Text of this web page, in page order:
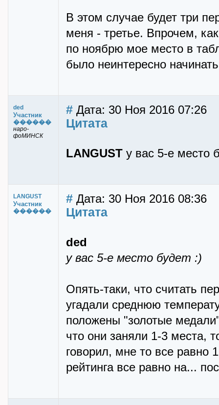
В этом случае будет три
меня - третье. Впрочем,
по ноябрю мое место в
было неинтересно
ded
Участник
������
наро-
фоМИНСК
# Дата: 30 Ноя 2016 07:26
Цитата
LANGUST у вас 5-е место
LANGUST
Участник
������
# Дата: 30 Ноя 2016 08:36
Цитата
ded
у вас 5-е место будет :)
Опять-таки, что считать
угадали среднюю
положены "золотые
что они заняли 1-3 места,
говорил, мне то все равно
рейтинга все равно на...